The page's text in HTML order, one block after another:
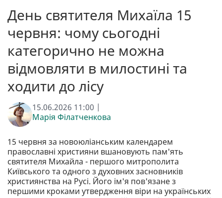
День святителя Михаїла 15
червня: чому сьогодні
категорично не можна
відмовляти в милостині та
ходити до лісу
15.06.2026 11:00 |
Марія Філатченкова
15 червня за новоюліанським календарем
православні християни вшановують пам'ять
святителя Михайла - першого митрополита
Київського та одного з духовних засновників
християнства на Русі. Його ім'я пов'язане з
першими кроками утвердження віри на українських